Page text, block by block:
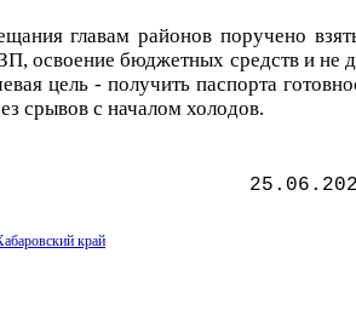
главам районов поручено
освоение бюджетных средств и не
цель - получить паспорта
срывов с началом холодов.
край